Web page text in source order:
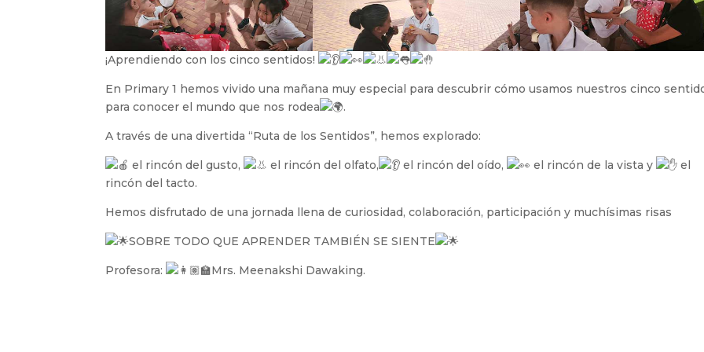
¡Aprendiendo con los cinco sentidos!
En Primary 1 hemos vivido una mañana muy especial para descubrir cómo usamos nuestros cinco
para conocer el mundo que nos rodea .
A través de una divertida “Ruta de los Sentidos”, hemos explorado:
el rincón del gusto, el rincón del olfato, el rincón del oído, el rincón de la vista y
el
rincón del tacto.
Hemos disfrutado de una jornada llena de curiosidad, colaboración, participación y muchísimas risas
SOBRE TODO QUE APRENDER TAMBIÉN SE SIENTE
Profesora: Mrs. Meenakshi Dawaking.